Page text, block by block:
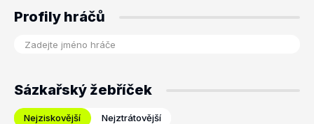
Profily hráčů
Sázkařský žebříček
Nejziskovější Nejztrátovější